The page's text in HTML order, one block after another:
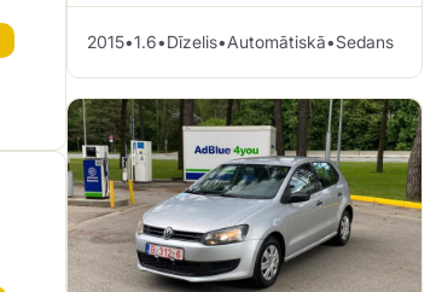
2015•1.6•Dīzelis•Automātiskā•Sedans